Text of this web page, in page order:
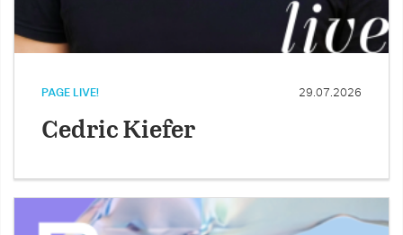
PAGE LIVE! 29.07.2026
Cedric Kiefer